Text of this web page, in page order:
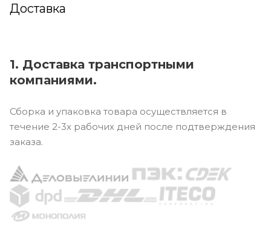
Доставка
1. Доставка транспортными
компаниями.
Сборка и упаковка товара осуществляется в
течение 2-3х рабочих дней после подтверждения
заказа.